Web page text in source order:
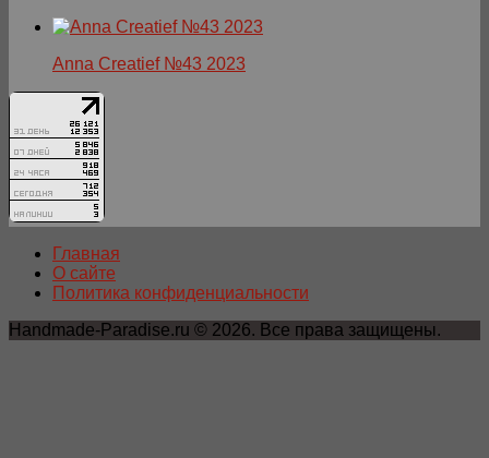
Anna Creatief №43 2023
Главная
О сайте
Политика конфиденциальности
Handmade-Paradise.ru © 2026. Все права защищены.